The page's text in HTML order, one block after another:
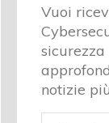
Vuoi
notizie